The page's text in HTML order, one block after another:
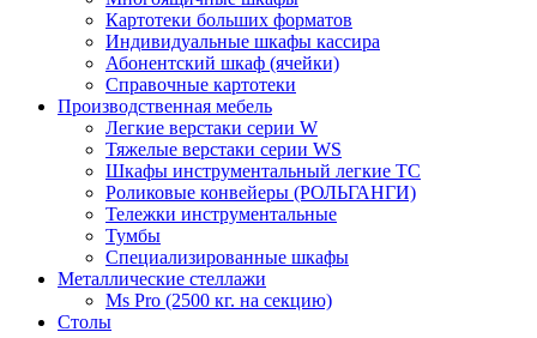
Картотеки больших форматов
Индивидуальные шкафы кассира
Абонентский шкаф (ячейки)
Справочные картотеки
Производственная мебель
Легкие верстаки серии W
Тяжелые верстаки серии WS
Шкафы инструментальный легкие ТС
Роликовые конвейеры (РОЛЬГАНГИ)
Тележки инструментальные
Тумбы
Специализированные шкафы
Металлические стеллажи
Ms Pro (2500 кг. на секцию)
Столы